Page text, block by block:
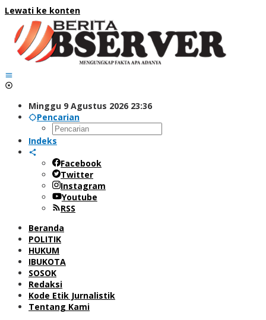
Lewati ke konten
Minggu 9 Agustus 2026 23:36
Pencarian
Indeks
Facebook
Twitter
Instagram
Youtube
RSS
Beranda
POLITIK
HUKUM
IBUKOTA
SOSOK
Redaksi
Kode Etik Jurnalistik
Tentang Kami